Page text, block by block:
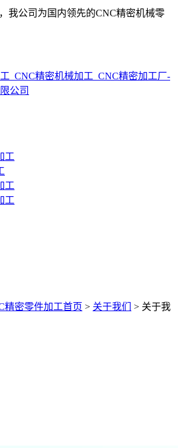
我公司为国内领先的CNC精密机械零
工
工
工
精密零件加工首页 > 关于我们 > 关于我